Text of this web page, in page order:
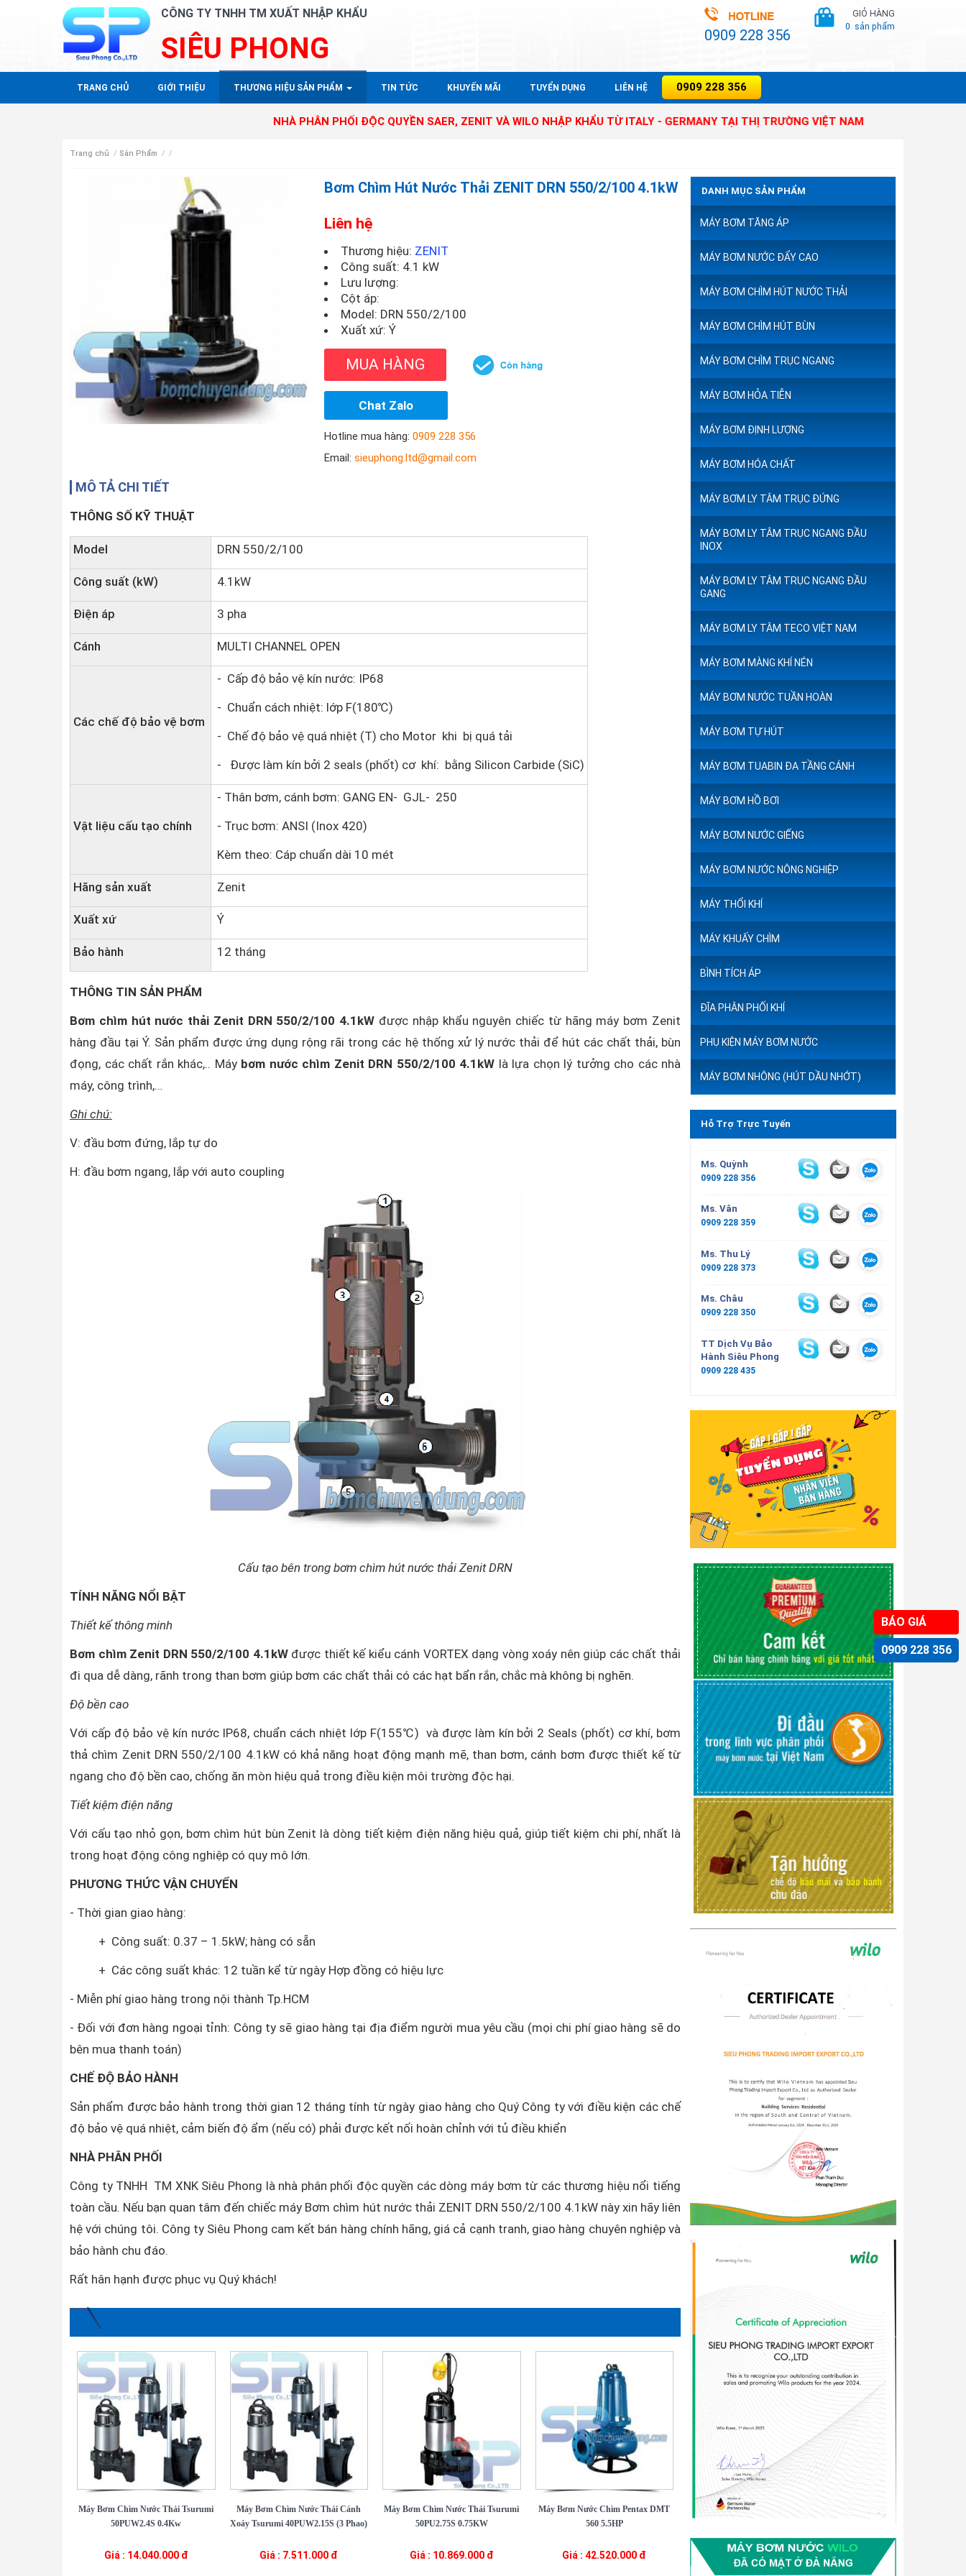
BÁO GIÁ
0909 228 356
CÔNG TY TNHH TM XUẤT NHẬP KHẨU
SIÊU PHONG 0909 228 356
GIỎ HÀNG
0 sản phẩm
TRANG CHỦ GIỚI THIỆU THƯƠNG HIỆU SẢN PHẨM TIN TỨC KHUYẾN MÃI TUYỂN DỤNG LIÊN HỆ 0909 228 356
NHÀ PHÂN PHỐI ĐỘC QUYỀN SAER, ZENIT VÀ WILO NHẬP KHẨU TỪ ITALY - GERMANY TẠI THỊ TRƯỜNG VIỆT NAM
Trang chủ / Sản Phẩm / /
Bơm Chìm Hút Nước Thải ZENIT DRN 550/2/100 4.1kW
Liên hệ
Thương hiệu: ZENIT
Công suất: 4.1 kW
Lưu lượng:
Cột áp:
Model: DRN 550/2/100
Xuất xứ: Ý
MUA HÀNG
Chat Zalo
Hotline mua hàng:0909 228 356
Email:sieuphong.ltd@gmail.com
MÔ TẢ CHI TIẾT
THÔNG SỐ KỸ THUẬT
Model DRN 550/2/100
Công suất (kW) 4.1kW
Điện áp 3 pha
Cánh MULTI CHANNEL OPEN
Các chế độ bảo vệ bơm
- Cấp độ bảo vệ kín nước: IP68
- Chuẩn cách nhiệt: lớp F(180℃)
- Chế độ bảo vệ quá nhiệt (T) cho Motor khi bị quá tải
- Được làm kín bởi 2 seals (phốt) cơ khí: bằng Silicon Carbide (SiC)
Vật liệu cấu tạo chính
- Thân bơm, cánh bơm: GANG EN- GJL- 250
- Trục bơm: ANSI (Inox 420)
Kèm theo: Cáp chuẩn dài 10 mét
Hãng sản xuất Zenit
Xuất xứ Ý
Bảo hành 12 tháng
THÔNG TIN SẢN PHẨM
Bơm chìm hút nước thải Zenit DRN 550/2/100 4.1kW được nhập khẩu nguyên chiếc từ hãng máy bơm Zenit
hàng đầu tại Ý. Sản phẩm được ứng dụng rộng rãi trong các hệ thống xử lý nước thải để hút các chất thải, bùn
đọng, các chất rắn khác,.. Máy bơm nước chìm Zenit DRN 550/2/100 4.1kW là lựa chọn lý tưởng cho các nhà
máy, công trình,…
Ghi chú:
V: đầu bơm đứng, lắp tự do
H: đầu bơm ngang, lắp với auto coupling
Cấu tạo bên trong bơm chìm hút nước thải Zenit DRN
TÍNH NĂNG NỔI BẬT
Thiết kế thông minh
Bơm chìm Zenit DRN 550/2/100 4.1kWđược thiết kế kiểu cánh VORTEX dạng vòng xoáy nên giúp các chất thải
đi qua dễ dàng, rãnh trong than bơm giúp bơm các chất thải có các hạt bẩn rắn, chắc mà không bị nghẽn.
Độ bền cao
Với cấp độ bảo vệ kín nước IP68, chuẩn cách nhiệt lớp F(155℃) và được làm kín bởi 2 Seals (phốt) cơ khí, bơm
thả chìm Zenit DRN 550/2/100 4.1kW có khả năng hoạt động mạnh mẽ, than bơm, cánh bơm được thiết kế từ
ngang cho độ bền cao, chống ăn mòn hiệu quả trong điều kiện môi trường độc hại.
Tiết kiệm điện năng
Với cấu tạo nhỏ gọn, bơm chìm hút bùn Zenit là dòng tiết kiệm điện năng hiệu quả, giúp tiết kiệm chi phí, nhất là
trong hoạt động công nghiệp có quy mô lớn.
PHƯƠNG THỨC VẬN CHUYỂN
- Thời gian giao hàng:
+ Công suất: 0.37 – 1.5kW; hàng có sẵn
+ Các công suất khác: 12 tuần kể từ ngày Hợp đồng có hiệu lực
- Miễn phí giao hàng trong nội thành Tp.HCM
- Đối với đơn hàng ngoại tỉnh: Công ty sẽ giao hàng tại địa điểm người mua yêu cầu (mọi chi phí giao hàng sẽ do
bên mua thanh toán)
CHẾ ĐỘ BẢO HÀNH
Sản phẩm được bảo hành trong thời gian 12 tháng tính từ ngày giao hàng cho Quý Công ty với điều kiện các chế
độ bảo vệ quá nhiệt, cảm biến độ ẩm (nếu có) phải được kết nối hoàn chỉnh với tủ điều khiển
NHÀ PHÂN PHỐI
Công ty TNHH TM XNK Siêu Phong là nhà phân phối độc quyền các dòng máy bơm từ các thương hiệu nổi tiếng
toàn cầu. Nếu bạn quan tâm đến chiếc máy Bơm chìm hút nước thải ZENIT DRN 550/2/100 4.1kW này xin hãy liên
hệ với chúng tôi. Công ty Siêu Phong cam kết bán hàng chính hãng, giá cả cạnh tranh, giao hàng chuyên nghiệp và
bảo hành chu đáo.
Rất hân hạnh được phục vụ Quý khách!
Máy Bơm Chìm Nước Thải Tsurumi
50PUW2.4S 0.4Kw
Giá : 14.040.000 đ
Máy Bơm Chìm Nước Thải Cánh
Xoáy Tsurumi 40PUW2.15S (3 Phao)
Giá : 7.511.000 đ
Máy Bơm Chìm Nước Thải Tsurumi
50PU2.75S 0.75KW
Giá : 10.869.000 đ
Máy Bơm Nước Chìm Pentax DMT
560 5.5HP
Giá : 42.520.000 đ
DANH MỤC SẢN PHẨM
MÁY BƠM TĂNG ÁP
MÁY BƠM NƯỚC ĐẨY CAO
MÁY BƠM CHÌM HÚT NƯỚC THẢI
MÁY BƠM CHÌM HÚT BÙN
MÁY BƠM CHÌM TRỤC NGANG
MÁY BƠM HỎA TIỄN
MÁY BƠM ĐỊNH LƯỢNG
MÁY BƠM HÓA CHẤT
MÁY BƠM LY TÂM TRỤC ĐỨNG
MÁY BƠM LY TÂM TRỤC NGANG ĐẦU
INOX
MÁY BƠM LY TÂM TRỤC NGANG ĐẦU
GANG
MÁY BƠM LY TÂM TECO VIỆT NAM
MÁY BƠM MÀNG KHÍ NÉN
MÁY BƠM NƯỚC TUẦN HOÀN
MÁY BƠM TỰ HÚT
MÁY BƠM TUABIN ĐA TẦNG CÁNH
MÁY BƠM HỒ BƠI
MÁY BƠM NƯỚC GIẾNG
MÁY BƠM NƯỚC NÔNG NGHIỆP
MÁY THỔI KHÍ
MÁY KHUẤY CHÌM
BÌNH TÍCH ÁP
ĐĨA PHÂN PHỐI KHÍ
PHỤ KIỆN MÁY BƠM NƯỚC
MÁY BƠM NHÔNG (HÚT DẦU NHỚT)
Hỗ Trợ Trực Tuyến
Ms. Quỳnh
0909 228 356
Ms. Vân
0909 228 359
Ms. Thu Lý
0909 228 373
Ms. Châu
0909 228 350
TT Dịch Vụ Bảo
Hành Siêu Phong
0909 228 435